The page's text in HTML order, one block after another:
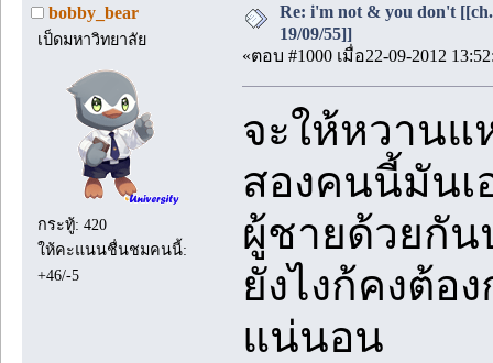
bobby_bear
เป็ดมหาวิทยาลัย
กระทู้: 420
ให้คะแนนชื่นชมคนนี้:
+46/-5
Re: i'm not & you don't
19/09/55]]
«ตอบ #1000 เมื่อ22-09-2012
จะให้หวาน
สองคนนี้มันเ
ผู้ชายด้วยกัน
ยังไงก้คงต้อ
แน่นอน